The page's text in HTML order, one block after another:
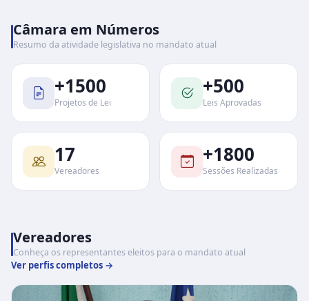
Câmara em Números
Resumo da atividade legislativa no mandato atual
+1500
Projetos de Lei
+500
Leis Aprovadas
17
Vereadores
+1800
Sessões Realizadas
Vereadores
Conheça os representantes eleitos para o mandato atual
Ver perfis completos →